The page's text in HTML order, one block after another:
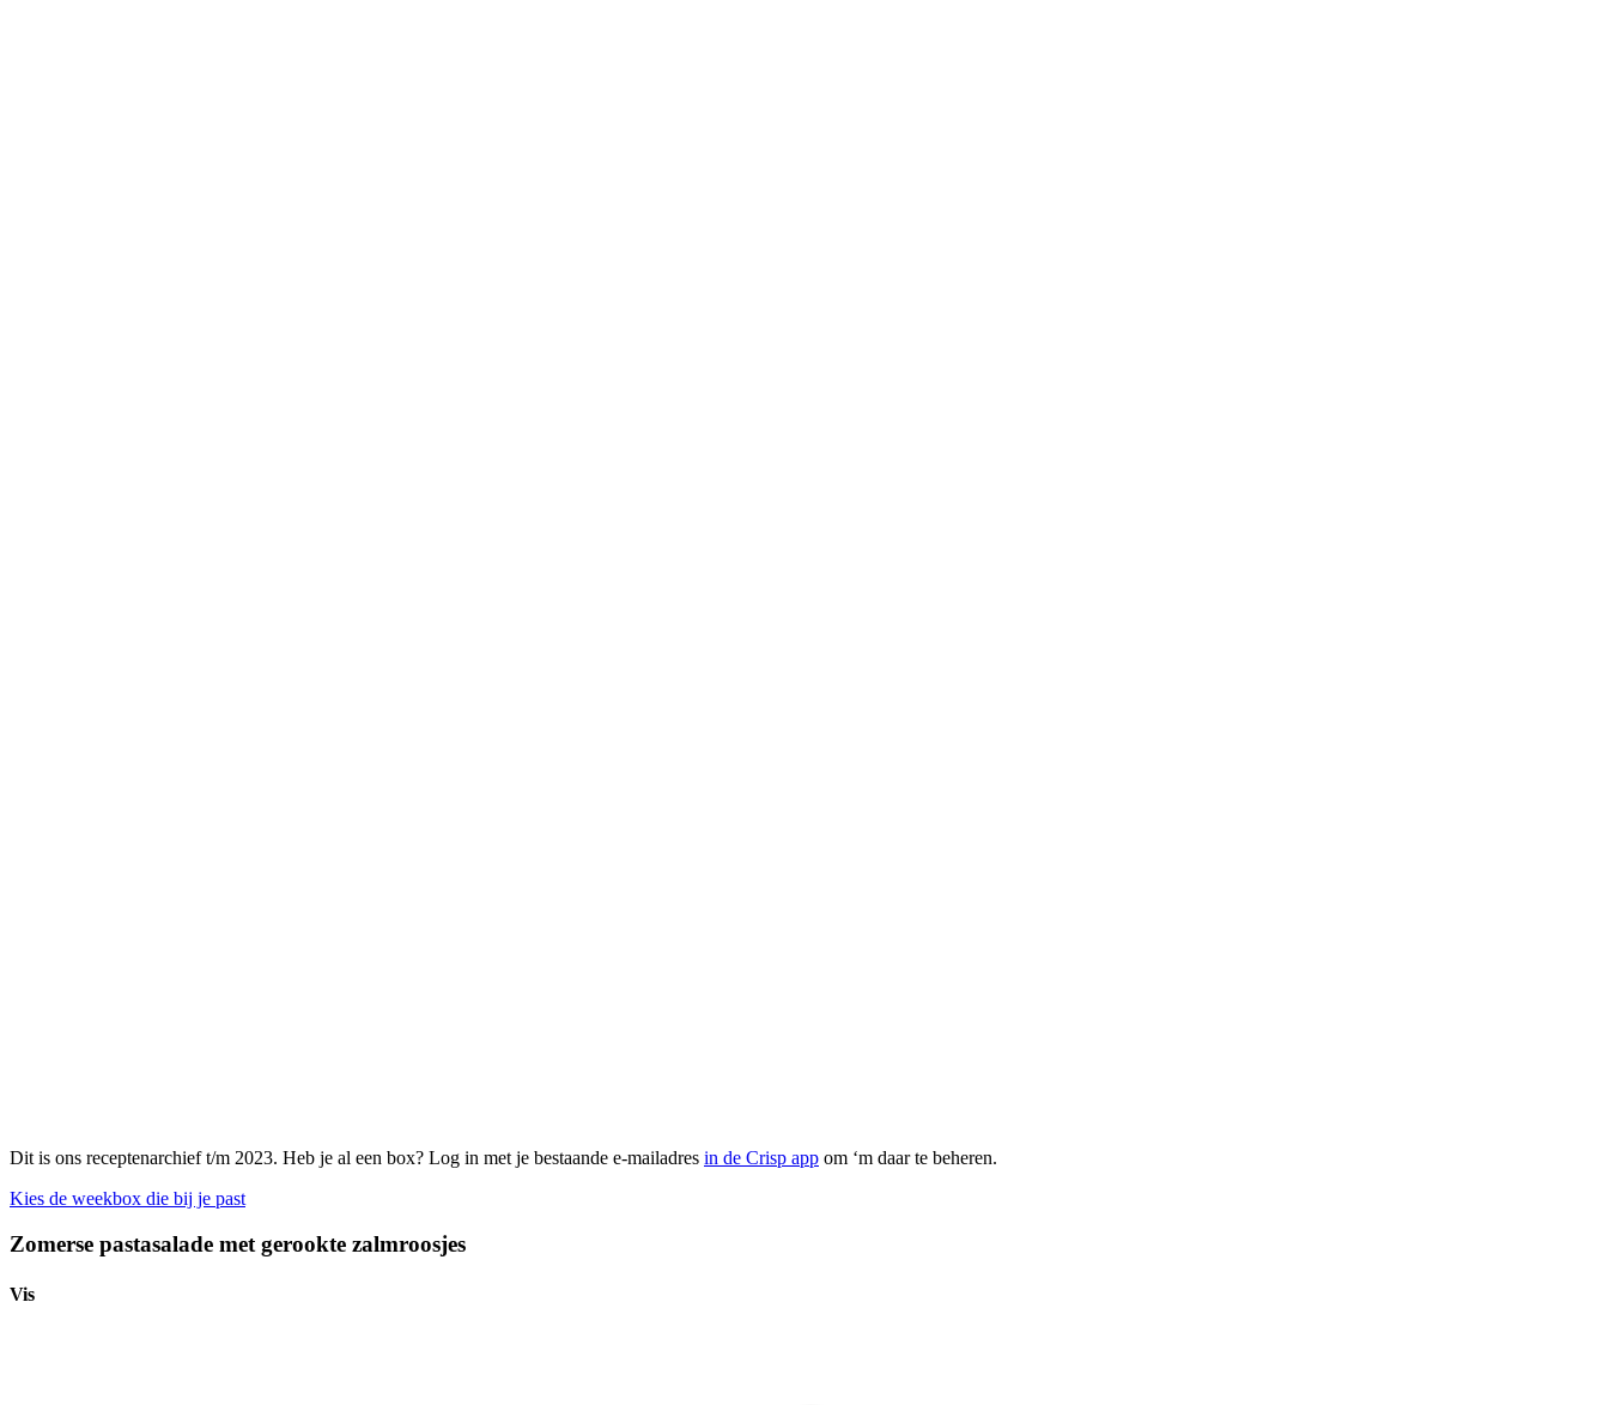
Dit is ons receptenarchief t/m 2023. Heb je al een box? Log in met je bestaande e-mailadres in de Crisp app om ‘m daar te beheren.
Kies de weekbox die bij je past
Zomerse pastasalade met gerookte zalmroosjes
Vis